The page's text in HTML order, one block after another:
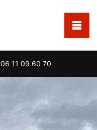
06 11 09 60 70